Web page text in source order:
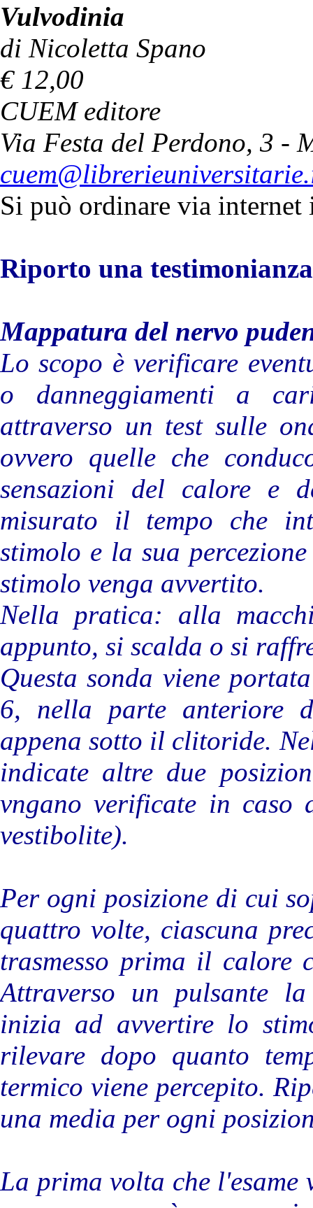
Vulvodinia
di Nicoletta Spano
€ 12,00
CUEM editore
Via Festa del Perdono, 3 -
Si può ordinare via
Riporto una
Mappatura del nervo
Lo scopo è verificare
o danneggiamenti a
attraverso un test sulle
ovvero quelle che
sensazioni del calore e
misurato il tempo che
stimolo e la sua
stimolo venga avvertito.
Nella pratica: alla
appunto, si scalda o si
Questa sonda viene
6, nella parte anteriore
appena sotto il clitoride.
indicate altre due
vngano verificate in
vestibolite).
Per ogni posizione di cui
quattro volte, ciascuna
trasmesso prima il calore
Attraverso un pulsante
inizia ad avvertire lo
rilevare dopo quanto
termico viene percepito.
una media per ogni
La prima volta che l'esame